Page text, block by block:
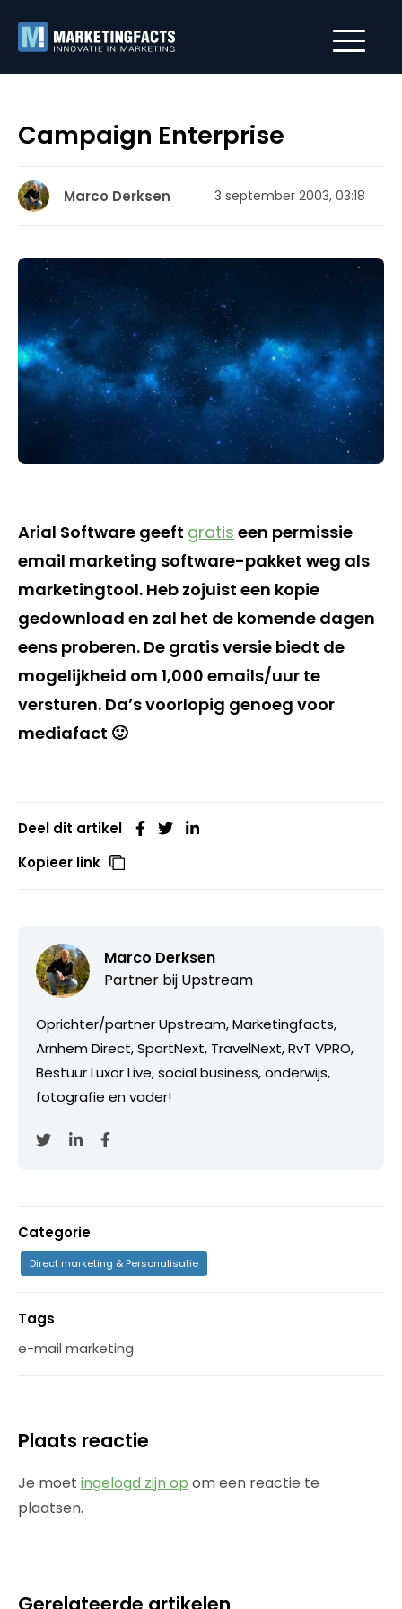
Campaign Enterprise
Marco Derksen 3 september 2003, 03:18
Arial Software geeft gratis een permissie
email marketing software-pakket weg als
marketingtool. Heb zojuist een kopie
gedownload en zal het de komende dagen
eens proberen. De gratis versie biedt de
mogelijkheid om 1,000 emails/uur te
versturen. Da’s voorlopig genoeg voor
mediafact 🙂
Deel dit artikel
Kopieer link
Marco Derksen
Partner bij Upstream
Oprichter/partner Upstream, Marketingfacts,
Arnhem Direct, SportNext, TravelNext, RvT VPRO,
Bestuur Luxor Live, social business, onderwijs,
fotografie en vader!
Categorie
Direct marketing & Personalisatie
Tags
e-mail marketing
Plaats reactie
Je moet ingelogd zijn op om een reactie te
plaatsen.
Gerelateerde artikelen